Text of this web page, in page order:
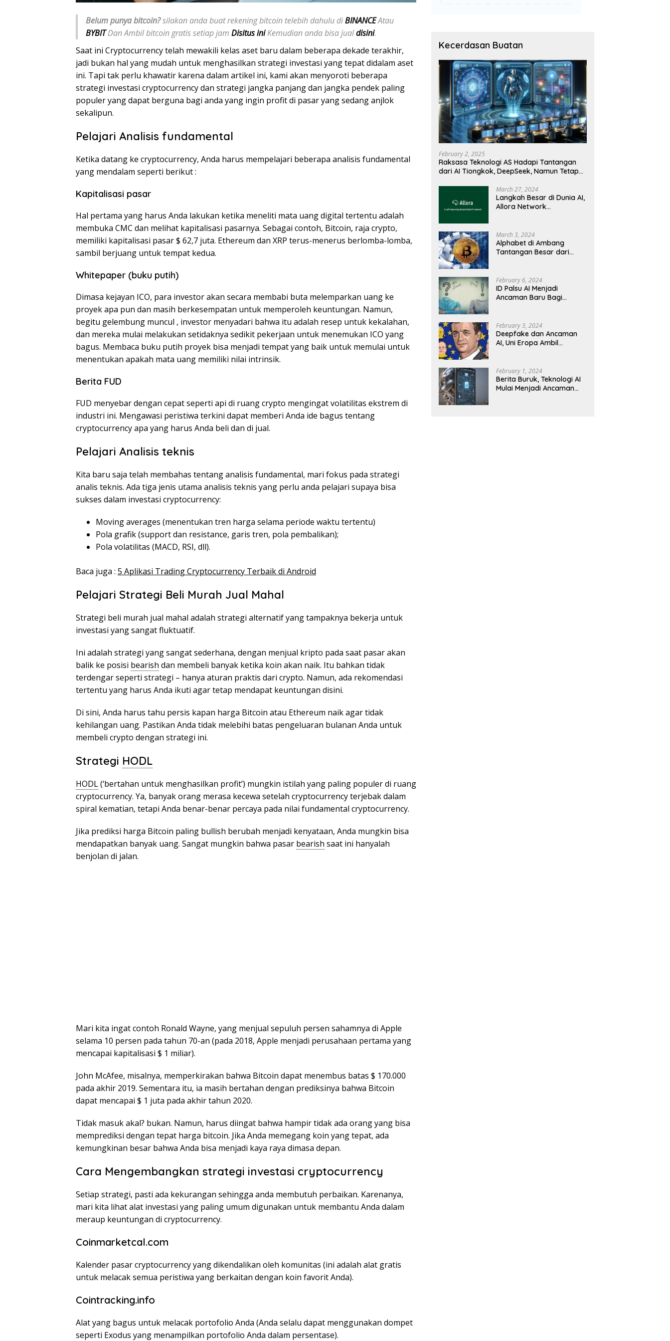
Belum punya bitcoin?silakan anda buat rekening bitcoin telebih dahulu diBINANCEAtau
BYBITDan Ambil bitcoin gratis setiap jam Disitus iniKemudian anda bisa jualdisini.
Saat ini Cryptocurrency telah mewakili kelas aset baru dalam beberapa dekade terakhir,
jadi bukan hal yang mudah untuk menghasilkan strategi investasi yang tepat didalam aset
ini. Tapi tak perlu khawatir karena dalam artikel ini, kami akan menyoroti beberapa
strategi investasi cryptocurrency dan strategi jangka panjang dan jangka pendek paling
populer yang dapat berguna bagi anda yang ingin profit di pasar yang sedang anjlok
sekalipun.
Pelajari Analisis fundamental
Ketika datang ke cryptocurrency, Anda harus mempelajari beberapa analisis fundamental
yang mendalam seperti berikut :
Kapitalisasi pasar
Hal pertama yang harus Anda lakukan ketika meneliti mata uang digital tertentu adalah
membuka CMC dan melihat kapitalisasi pasarnya. Sebagai contoh, Bitcoin, raja crypto,
memiliki kapitalisasi pasar $ 62,7 juta. Ethereum dan XRP terus-menerus berlomba-lomba,
sambil berjuang untuk tempat kedua.
Whitepaper (buku putih)
Dimasa kejayan ICO, para investor akan secara membabi buta melemparkan uang ke
proyek apa pun dan masih berkesempatan untuk memperoleh keuntungan. Namun,
begitu gelembung muncul , investor menyadari bahwa itu adalah resep untuk kekalahan,
dan mereka mulai melakukan setidaknya sedikit pekerjaan untuk menemukan ICO yang
bagus. Membaca buku putih proyek bisa menjadi tempat yang baik untuk memulai untuk
menentukan apakah mata uang memiliki nilai intrinsik.
Berita FUD
FUD menyebar dengan cepat seperti api di ruang crypto mengingat volatilitas ekstrem di
industri ini. Mengawasi peristiwa terkini dapat memberi Anda ide bagus tentang
cryptocurrency apa yang harus Anda beli dan di jual.
Pelajari Analisis teknis
Kita baru saja telah membahas tentang analisis fundamental, mari fokus pada strategi
analis teknis. Ada tiga jenis utama analisis teknis yang perlu anda pelajari supaya bisa
sukses dalam investasi cryptocurrency:
Moving averages (menentukan tren harga selama periode waktu tertentu)
Pola grafik (support dan resistance, garis tren, pola pembalikan);
Pola volatilitas (MACD, RSI, dll).
Baca juga : 5 Aplikasi Trading Cryptocurrency Terbaik di Android
Pelajari Strategi Beli Murah Jual Mahal
Strategi beli murah jual mahal adalah strategi alternatif yang tampaknya bekerja untuk
investasi yang sangat fluktuatif.
Ini adalah strategi yang sangat sederhana, dengan menjual kripto pada saat pasar akan
balik ke posisi bearish dan membeli banyak ketika koin akan naik. Itu bahkan tidak
terdengar seperti strategi – hanya aturan praktis dari crypto. Namun, ada rekomendasi
tertentu yang harus Anda ikuti agar tetap mendapat keuntungan disini.
Di sini, Anda harus tahu persis kapan harga Bitcoin atau Ethereum naik agar tidak
kehilangan uang. Pastikan Anda tidak melebihi batas pengeluaran bulanan Anda untuk
membeli crypto dengan strategi ini.
Strategi HODL
HODL(‘bertahan untuk menghasilkan profit’) mungkin istilah yang paling populer di ruang
cryptocurrency. Ya, banyak orang merasa kecewa setelah cryptocurrency terjebak dalam
spiral kematian, tetapi Anda benar-benar percaya pada nilai fundamental cryptocurrency.
Jika prediksi harga Bitcoin paling bullish berubah menjadi kenyataan, Anda mungkin bisa
mendapatkan banyak uang. Sangat mungkin bahwa pasar bearish saat ini hanyalah
benjolan di jalan.
Mari kita ingat contoh Ronald Wayne, yang menjual sepuluh persen sahamnya di Apple
selama 10 persen pada tahun 70-an (pada 2018, Apple menjadi perusahaan pertama yang
mencapai kapitalisasi $ 1 miliar).
John McAfee, misalnya, memperkirakan bahwa Bitcoin dapat menembus batas $ 170.000
pada akhir 2019. Sementara itu, ia masih bertahan dengan prediksinya bahwa Bitcoin
dapat mencapai $ 1 juta pada akhir tahun 2020.
Tidak masuk akal? bukan. Namun, harus diingat bahwa hampir tidak ada orang yang bisa
memprediksi dengan tepat harga bitcoin. Jika Anda memegang koin yang tepat, ada
kemungkinan besar bahwa Anda bisa menjadi kaya raya dimasa depan.
Cara Mengembangkan strategi investasi cryptocurrency
Setiap strategi, pasti ada kekurangan sehingga anda membutuh perbaikan. Karenanya,
mari kita lihat alat investasi yang paling umum digunakan untuk membantu Anda dalam
meraup keuntungan di cryptocurrency.
Coinmarketcal.com
Kalender pasar cryptocurrency yang dikendalikan oleh komunitas (ini adalah alat gratis
untuk melacak semua peristiwa yang berkaitan dengan koin favorit Anda).
Cointracking.info
Alat yang bagus untuk melacak portofolio Anda (Anda selalu dapat menggunakan dompet
seperti Exodus yang menampilkan portofolio Anda dalam persentase).
Kecerdasan Buatan
February 2, 2025
Raksasa Teknologi AS Hadapi Tantangan
dari AI Tiongkok, DeepSeek, Namun Tetap
March 27, 2024
Langkah Besar di Dunia AI,
Allora Network
March 3, 2024
Alphabet di Ambang
Tantangan Besar dari
February 6, 2024
ID Palsu AI Menjadi
Ancaman Baru Bagi
February 3, 2024
Deepfake dan Ancaman
AI, Uni Eropa Ambil
February 1, 2024
Berita Buruk, Teknologi AI
Mulai Menjadi Ancaman